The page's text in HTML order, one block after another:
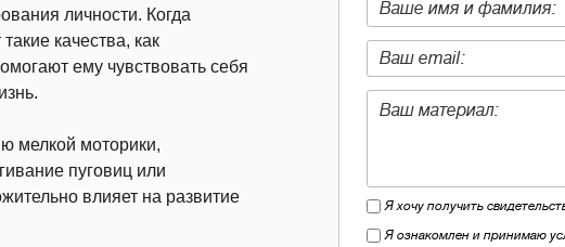
личности. Когда
качества, как
ему чувствовать себя
мелкой моторики,
пуговиц или
влияет на развитие
Я хочу получить
Я ознакомлен и принимаю